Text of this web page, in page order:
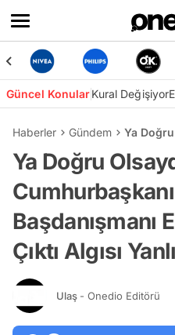
Güncel KonularKural Değişiyor
Haberler Gündem Ya Doğru
Ya Doğru
Cumhurbaşkanı
Başdanışmanı
Çıktı Algısı
Ulaş - Onedio Editörü